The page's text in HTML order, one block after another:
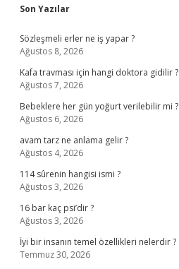
Sidebar
Son Yazılar
Sözleşmeli erler ne iş yapar ?
Ağustos 8, 2026
Kafa travması için hangi doktora gidilir ?
Ağustos 7, 2026
Bebeklere her gün yoğurt verilebilir mi ?
Ağustos 6, 2026
avam tarz ne anlama gelir ?
Ağustos 4, 2026
114 sûrenin hangisi ismi ?
Ağustos 3, 2026
16 bar kaç psi’dir ?
Ağustos 3, 2026
İyi bir insanın temel özellikleri nelerdir ?
Temmuz 30, 2026